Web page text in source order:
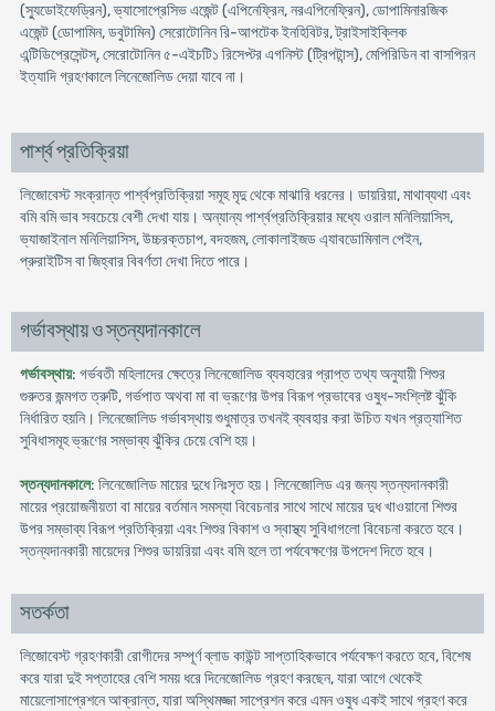
(স্যুডোইফেড্রিন), ভ্যাসোপ্রেসিভ এজেন্ট (এপিনেফ্রিন, নরএপিনেফ্রিন), ডোপামিনারজিক
এজেন্ট (ডোপামিন, ডবুটামিন) সেরোটোনিন রি-আপটেক ইনহিবিটর, ট্রাইসাইক্লিক
এন্টিডিপ্রেসেন্টস্, সেরোটোনিন ৫-এইচটি১ রিসেপ্টর এগনিস্ট (ট্রিপটান্স), মেপিরিডিন বা বাসপিরন
ইত্যাদি গ্রহণকালে লিনেজোলিড দেয়া যাবে না।
পার্শ্ব প্রতিক্রিয়া
লিজোবেস্ট সংক্রান্ত পার্শ্বপ্রতিক্রিয়া সমূহ মৃদু থেকে মাঝারি ধরনের। ডায়রিয়া, মাথাব্যথা এবং
বমি বমি ভাব সবচেয়ে বেশী দেখা যায়। অন্যান্য পার্শ্বপ্রতিক্রিয়ার মধ্যে ওরাল মনিলিয়াসিস,
ভ্যাজাইনাল মনিলিয়াসিস, উচ্চরক্তচাপ, বদহজম, লোকালাইজড এ্যাবডোমিনাল পেইন,
প্রুরাইটিস বা জিহ্বার বিবর্ণতা দেখা দিতে পারে।
গর্ভাবস্থায় ও স্তন্যদানকালে
গর্ভাবস্থায়: গর্ভবতী মহিলাদের ক্ষেত্রে লিনেজোলিড ব্যবহারের প্রাপ্ত তথ্য অনুযায়ী শিশুর
গুরুতর জন্মগত ত্রুটি, গর্ভপাত অথবা মা বা ভ্রূণের উপর বিরূপ প্রভাবের ওষুধ-সংশ্লিষ্ট ঝুঁকি
নির্ধারিত হয়নি। লিনেজোলিড গর্ভাবস্থায় শুধুমাত্র তখনই ব্যবহার করা উচিত যখন প্রত্যাশিত
সুবিধাসমূহ ভ্রূণের সম্ভাব্য ঝুঁকির চেয়ে বেশি হয়।
স্তন্যদানকালে: লিনেজোলিড মায়ের দুধে নিঃসৃত হয়। লিনেজোলিড এর জন্য স্তন্যদানকারী
মায়ের প্রয়োজনীয়তা বা মায়ের বর্তমান সমস্যা বিবেচনার সাথে সাথে মায়ের দুধ খাওয়ানো শিশুর
উপর সম্ভাব্য বিরূপ প্রতিক্রিয়া এবং শিশুর বিকাশ ও স্বাস্থ্য সুবিধাগলো বিবেচনা করতে হবে।
স্তন্যদানকারী মায়েদের শিশুর ডায়রিয়া এবং বমি হলে তা পর্যবেক্ষণের উপদেশ দিতে হবে।
সতর্কতা
লিজোবেস্ট গ্রহণকারী রোগীদের সম্পূর্ণ ব্লাড কাউন্ট সাপ্তাহিকভাবে পর্যবেক্ষণ করতে হবে, বিশেষ
করে যারা দুই সপ্তাহের বেশি সময় ধরে দিনেজোলিড গ্রহণ করছেন, যারা আগে থেকেই
মায়েলোসাপ্রেশনে আক্রান্ত, যারা অস্থিমজ্জা সাপ্রেশন করে এমন ওষুধ একই সাথে গ্রহণ করে